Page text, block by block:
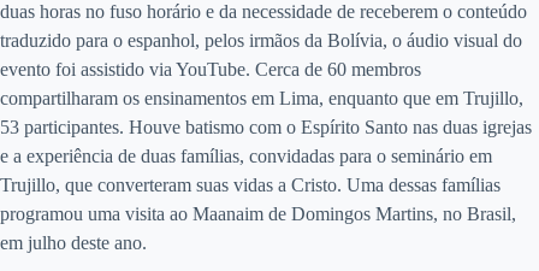
duas horas no fuso horário e da necessidade de receberem o conteúdo
traduzido para o espanhol, pelos irmãos da Bolívia, o áudio visual do
evento foi assistido via YouTube. Cerca de 60 membros
compartilharam os ensinamentos em Lima, enquanto que em Trujillo,
53 participantes. Houve batismo com o Espírito Santo nas duas igrejas
e a experiência de duas famílias, convidadas para o seminário em
Trujillo, que converteram suas vidas a Cristo. Uma dessas famílias
programou uma visita ao Maanaim de Domingos Martins, no Brasil,
em julho deste ano.